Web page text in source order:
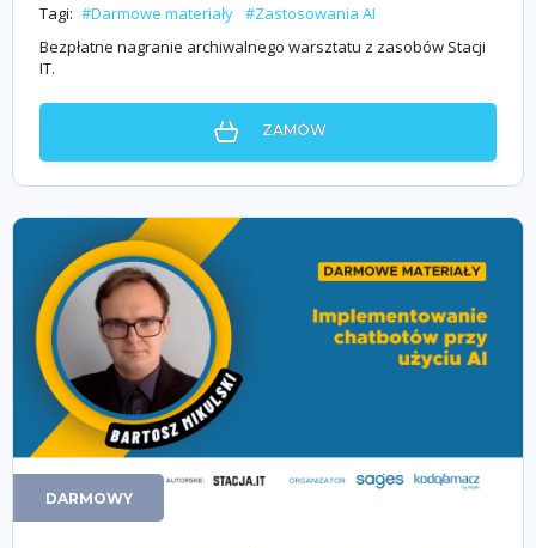
Tagi: #Darmowe materiały #Zastosowania AI
Bezpłatne nagranie archiwalnego warsztatu z zasobów Stacji
IT.
ZAMÓW
DARMOWY